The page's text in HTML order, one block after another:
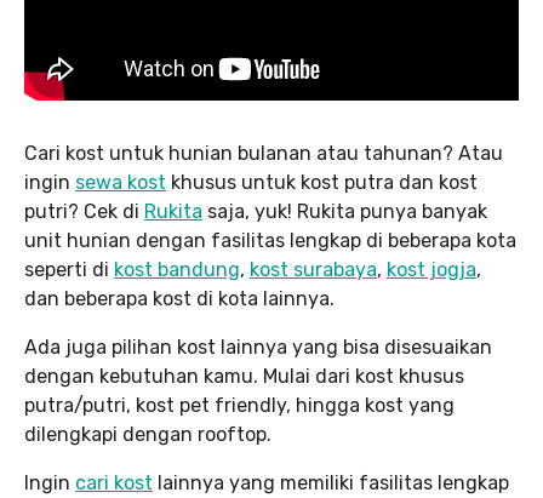
Cari kost untuk hunian bulanan atau tahunan? Atau
ingin sewa kost khusus untuk kost putra dan kost
putri? Cek di Rukita saja, yuk! Rukita punya banyak
unit hunian dengan fasilitas lengkap di beberapa kota
seperti di kost bandung, kost surabaya, kost jogja,
dan beberapa kost di kota lainnya.
Ada juga pilihan kost lainnya yang bisa disesuaikan
dengan kebutuhan kamu. Mulai dari kost khusus
putra/putri, kost pet friendly, hingga kost yang
dilengkapi dengan rooftop.
Ingin cari kost lainnya yang memiliki fasilitas lengkap